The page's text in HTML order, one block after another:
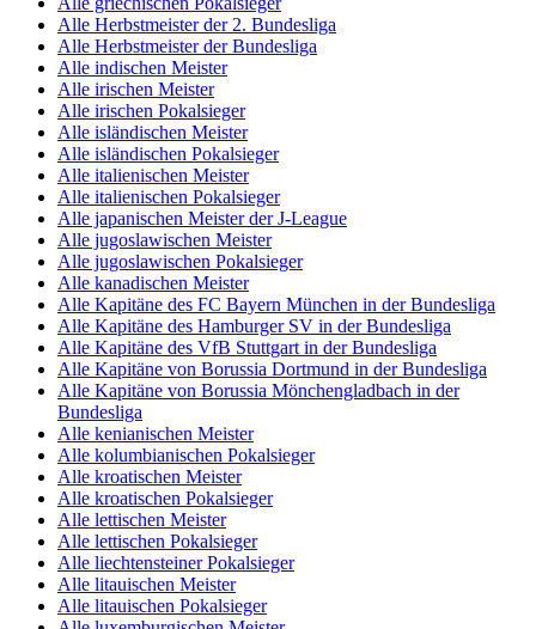
Alle Herbstmeister der 2. Bundesliga
Alle Herbstmeister der Bundesliga
Alle indischen Meister
Alle irischen Meister
Alle irischen Pokalsieger
Alle isländischen Meister
Alle isländischen Pokalsieger
Alle italienischen Meister
Alle italienischen Pokalsieger
Alle japanischen Meister der J-League
Alle jugoslawischen Meister
Alle jugoslawischen Pokalsieger
Alle kanadischen Meister
Alle Kapitäne des FC Bayern München in der Bundesliga
Alle Kapitäne des Hamburger SV in der Bundesliga
Alle Kapitäne des VfB Stuttgart in der Bundesliga
Alle Kapitäne von Borussia Dortmund in der Bundesliga
Alle Kapitäne von Borussia Mönchengladbach in der
Bundesliga
Alle kenianischen Meister
Alle kolumbianischen Pokalsieger
Alle kroatischen Meister
Alle kroatischen Pokalsieger
Alle lettischen Meister
Alle lettischen Pokalsieger
Alle liechtensteiner Pokalsieger
Alle litauischen Meister
Alle litauischen Pokalsieger